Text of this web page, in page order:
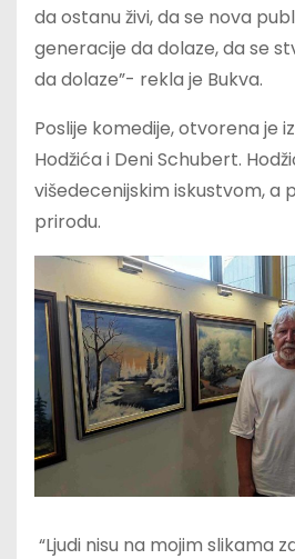
da ostanu živi, da se nova
generacije da dolaze, da se
da dolaze”- rekla je Bukva.
Poslije komedije, otvorena je
Hodžića i Deni Schubert.
višedecenijskim iskustvom, a
prirodu.
“Ljudi nisu na mojim slikama